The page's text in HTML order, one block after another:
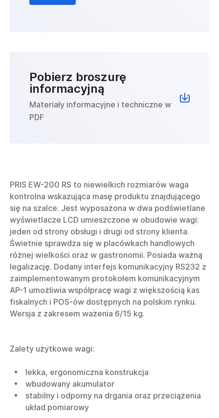
Pobierz broszurę
informacyjną
Materiały informacyjne i techniczne w
PDF
PRIS EW-200 RS to niewielkich rozmiarów waga
kontrolna wskazująca masę produktu znajdującego
się na szalce. Jest wyposażona w dwa podświetlane
wyświetlacze LCD umieszczone w obudowie wagi:
jeden od strony obsługi i drugi od strony klienta.
Świetnie sprawdza się w placówkach handlowych
różnej wielkości oraz w gastronomii. Posiada ważną
legalizację. Dodany interfejs komunikacyjny RS232 z
zaimplementowanym protokołem komunikacyjnym
AP-1 umożliwia współpracę wagi z większością kas
fiskalnych i POS-ów dostępnych na polskim rynku.
Wersja z zakresem ważenia 6/15 kg.
Zalety użytkowe wagi:
lekka, ergonomiczna konstrukcja
wbudowany akumulator
stabilny i odporny na drgania oraz przeciążenia
układ pomiarowy